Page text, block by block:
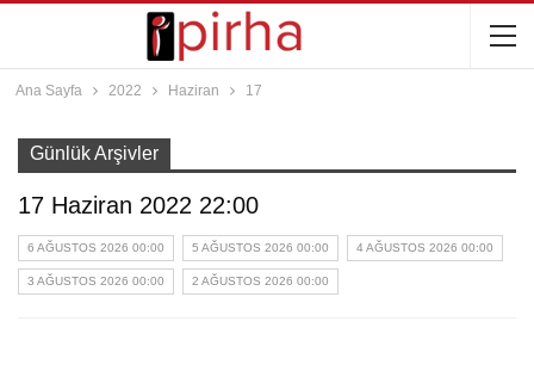
Ana Sayfa 2022 Haziran 17
Günlük Arşivler
17 Haziran 2022 22:00
6 AĞUSTOS 2026 00:00 5 AĞUSTOS 2026 00:00 4 AĞUSTOS 2026 00:00
3 AĞUSTOS 2026 00:00 2 AĞUSTOS 2026 00:00